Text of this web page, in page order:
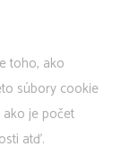
toho, ako
súbory cookie
je počet
atď.